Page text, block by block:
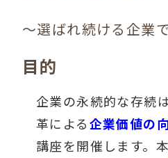
～選ばれ続ける企業
目的
企業の永続的な存続
革による企業価値の
講座を開催します。